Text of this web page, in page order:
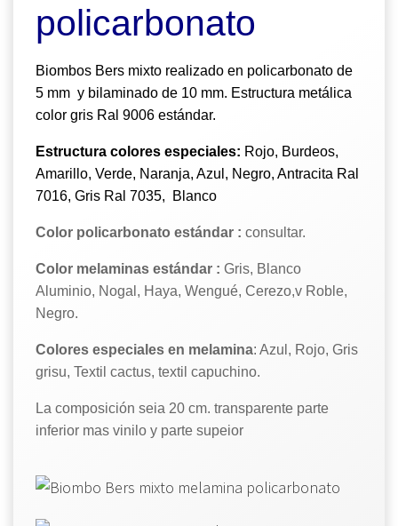
policarbonato
Biombos Bers mixto realizado en policarbonato de
5 mm y bilaminado de 10 mm. Estructura metálica
color gris Ral 9006 estándar.
Estructura colores especiales: Rojo, Burdeos,
Amarillo, Verde, Naranja, Azul, Negro, Antracita Ral
7016, Gris Ral 7035, Blanco
Color policarbonato estándar : consultar.
Color melaminas estándar : Gris, Blanco
Aluminio, Nogal, Haya, Wengué, Cerezo,v Roble,
Negro.
Colores especiales en melamina: Azul, Rojo, Gris
grisu, Textil cactus, textil capuchino.
La composición seia 20 cm. transparente parte
inferior mas vinilo y parte supeior